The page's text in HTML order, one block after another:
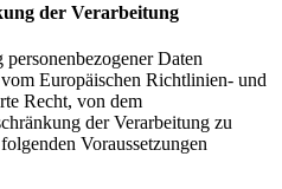
der Verarbeitung
Daten
Europäischen Richtlinien- und
Recht, von dem
der Verarbeitung zu
Voraussetzungen